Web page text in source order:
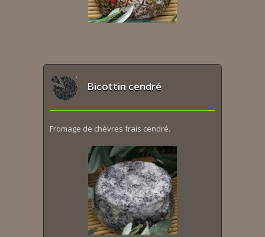
Bicottin cendré
Fromage de chèvres frais cendré.